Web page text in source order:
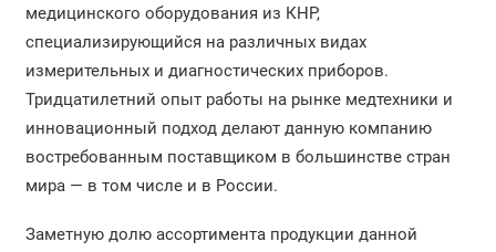
медицинского оборудования из КНР,
специализирующийся на различных видах
измерительных и диагностических приборов.
Тридцатилетний опыт работы на рынке медтехники и
инновационный подход делают данную компанию
востребованным поставщиком в большинстве стран
мира — в том числе и в России.
Заметную долю ассортимента продукции данной